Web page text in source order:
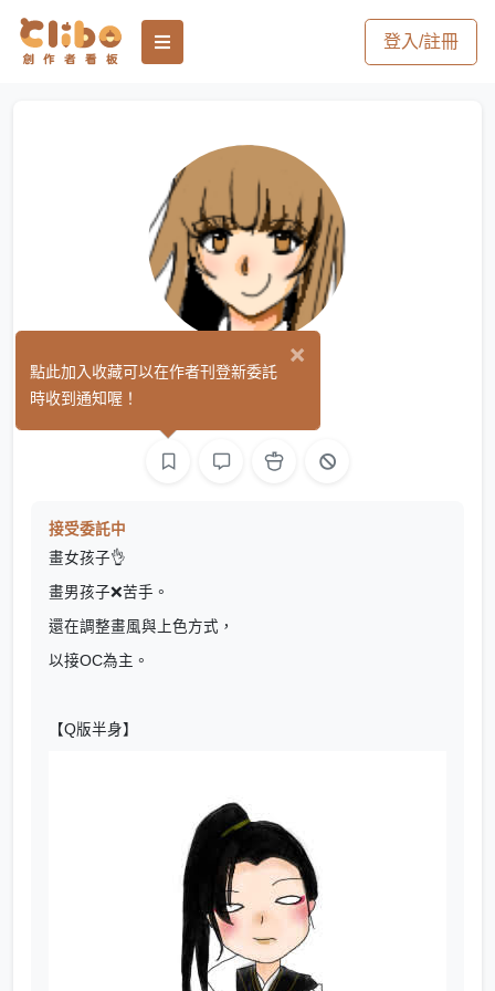
登入/註冊
彌光 (0)
接受委託中
畫女孩子👌
畫男孩子❌苦手。
還在調整畫風與上色方式，
以接OC為主。
【Q版半身】
×
點此加入收藏可以在作者刊登新委託
時收到通知喔！